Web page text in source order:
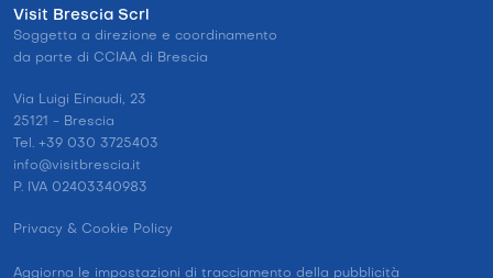
Visit Brescia Scrl
Soggetta a direzione e coordinamento
da parte di CCIAA di Brescia
Via Luigi Einaudi, 23
25121 - Brescia
Tel. +39 030 3725403
info@visitbrescia.it
P. IVA 02403340983
Privacy & Cookie Policy
Aggiorna le impostazioni di tracciamento della pubblicità